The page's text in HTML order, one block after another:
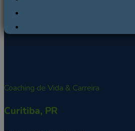
Coaching de Vida & Carreira
Curitiba, PR